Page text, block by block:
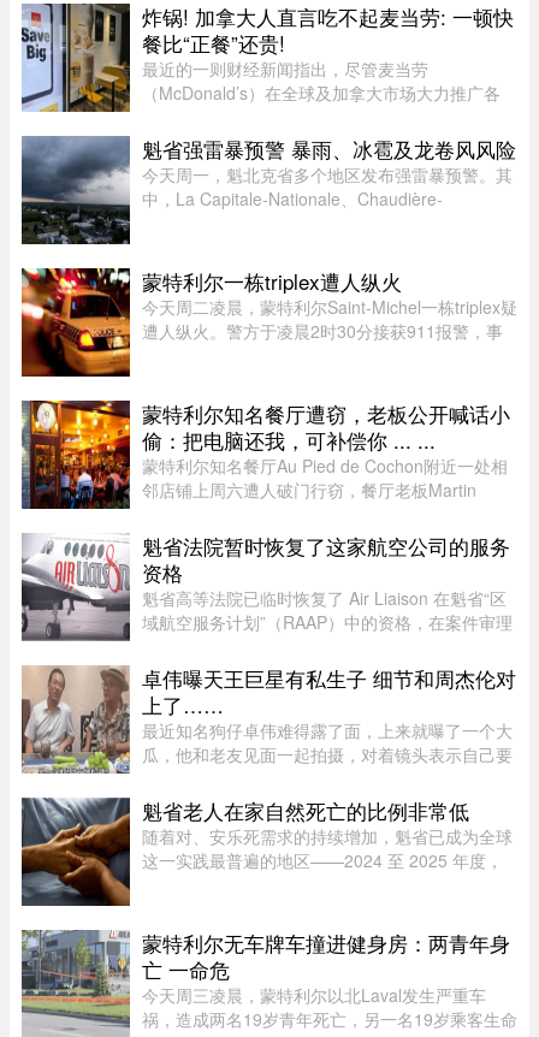
炸锅! 加拿大人直言吃不起麦当劳: 一顿快
餐比“正餐”还贵!
最近的一则财经新闻指出，尽管麦当劳
（McDonald’s）在全球及加拿大市场大力推广各
度依然出现了明显的放缓。图片来源：Global
News这一现象在加拿大知名社区论坛 r/ ...
魁省强雷暴预警 暴雨、冰雹及龙卷风风险
今天周一，魁北克省多个地区发布强雷暴预警。其
中，La Capitale-Nationale、Chaudière-
醒：“今天下午至今晚，天气条件有 ...
蒙特利尔一栋triplex遭人纵火
今天周二凌晨，蒙特利尔Saint-Michel一栋triplex疑
遭人纵火。警方于凌晨2时30分接获911报警，事
现了助燃物，初步调查显示 ...
蒙特利尔知名餐厅遭窃，老板公开喊话小
偷：把电脑还我，可补偿你 ... ...
蒙特利尔知名餐厅Au Pied de Cochon附近一处相
邻店铺上周六遭人破门行窃，餐厅老板Martin
找回电脑。据Martin Picard介绍，被盗地点位于
Plateau-Mont-Royal区Duluth Es ...
魁省法院暂时恢复了这家航空公司的服务
资格
魁省高等法院已临时恢复了 Air Liaison 在魁省“区
域航空服务计划”（RAAP）中的资格，在案件审理
计划的决定。在周一颁布的一项判决中，法官
Nancy Bonsaint 批准了 Ai ...
卓伟曝天王巨星有私生子 细节和周杰伦对
上了……
最近知名狗仔卓伟难得露了面，上来就曝了一个大
瓜，他和老友见面一起拍摄，对着镜头表示自己要
下，卓伟爆料之前明确表示，故事就是故事，他手
头也没有真凭实据，建议大 ...
魁省老人在家自然死亡的比例非常低
随着对、安乐死需求的持续增加，魁省已成为全球
这一实践最普遍的地区——2024 至 2025 年度，
尊严离世这方面，魁省的表现 ...
蒙特利尔无车牌车撞进健身房：两青年身
亡 一命危
今天周三凌晨，蒙特利尔以北Laval发生严重车
祸，造成两名19岁青年死亡，另一名19岁乘客生命